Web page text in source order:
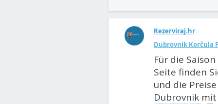
Rezerviraj.hr
Dubrovnik Korčula
Für die
Seite finden
und die
Dubrovnik mit